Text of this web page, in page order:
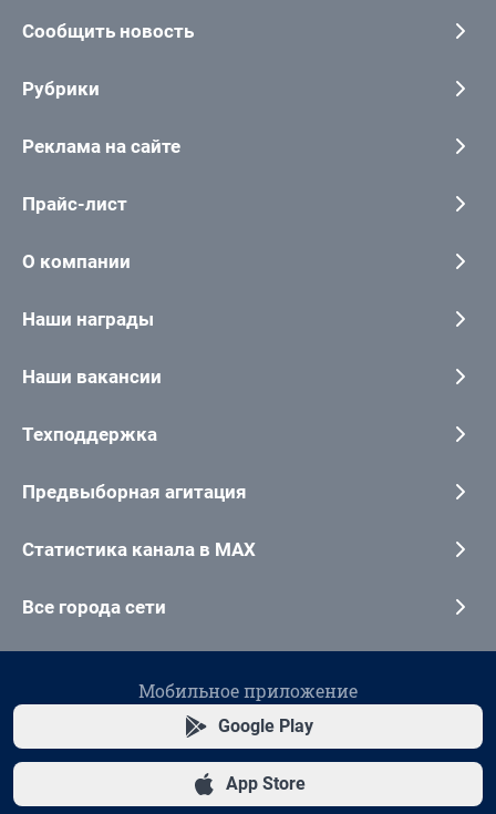
Сообщить новость
Рубрики
Реклама на сайте
Прайс-лист
О компании
Наши награды
Наши вакансии
Техподдержка
Предвыборная агитация
Статистика канала в MAX
Все города сети
Мобильное приложение
Google Play
App Store